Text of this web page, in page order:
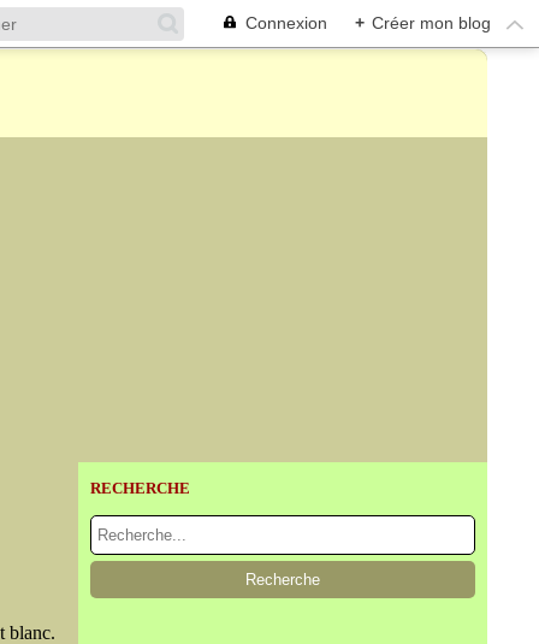
Connexion + Créer mon blog
blanc.
RECHERCHE